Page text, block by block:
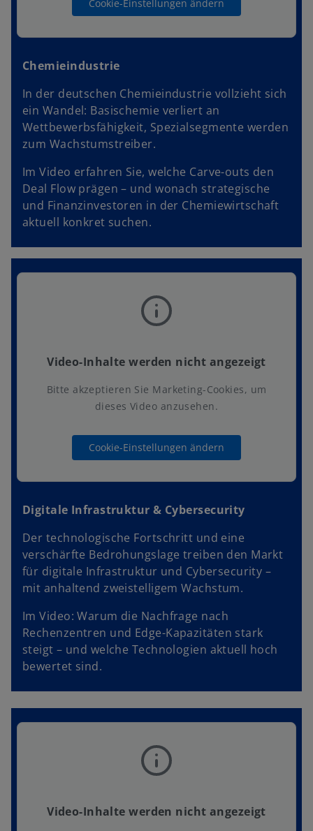
Cookie-Einstellungen ändern
Chemieindustrie
In der deutschen Chemieindustrie vollzieht sich
ein Wandel: Basischemie verliert an
Wettbewerbsfähigkeit, Spezialsegmente werden
zum Wachstumstreiber.
Im Video erfahren Sie, welche Carve-outs den
Deal Flow prägen – und wonach strategische
und Finanzinvestoren in der Chemiewirtschaft
aktuell konkret suchen.
Video-Inhalte werden nicht angezeigt
Bitte akzeptieren Sie Marketing-Cookies, um
dieses Video anzusehen.
Cookie-Einstellungen ändern
Digitale Infrastruktur & Cybersecurity
Der technologische Fortschritt und eine
verschärfte Bedrohungslage treiben den Markt
für digitale Infrastruktur und Cybersecurity –
mit anhaltend zweistelligem Wachstum.
Im Video: Warum die Nachfrage nach
Rechenzentren und Edge-Kapazitäten stark
steigt – und welche Technologien aktuell hoch
bewertet sind.
Video-Inhalte werden nicht angezeigt